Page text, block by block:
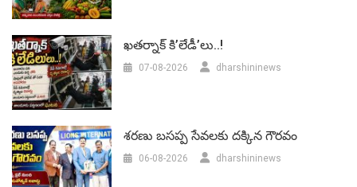
ఖతర్నాక్ కి’లేడీ’లు..!
07-08-2026 dharshininews
శరణు బసప్ప సేవలకు దక్కిన గౌరవం
06-08-2026 dharshininews